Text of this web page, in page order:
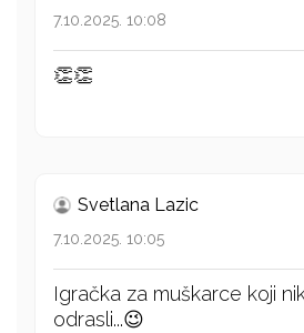
7.10.2025. 10:08
👏👏
Svetlana Lazic
7.10.2025. 10:05
Igračka za muškarce koji
odrasli...😉